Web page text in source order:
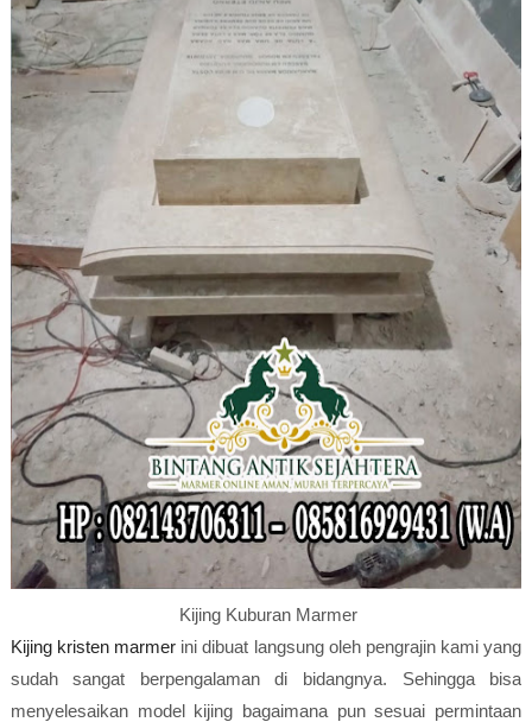
Kijing Kuburan Marmer
Kijing kristen marmer ini dibuat langsung oleh pengrajin kami yang
sudah sangat berpengalaman di bidangnya. Sehingga bisa
menyelesaikan model kijing bagaimana pun sesuai permintaan